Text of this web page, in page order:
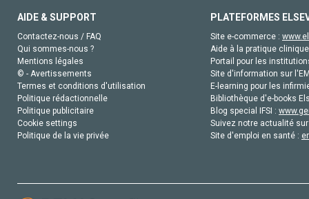
AIDE & SUPPORT
Contactez-nous / FAQ
Qui sommes-nous ?
Mentions légales
© - Avertissements
Termes et conditions d'utilisation
Politique rédactionnelle
Politique publicitaire
Cookie settings
Politique de la vie privée
PLATEFORMES
Site e-commerce :
Aide à la pratique
Portail pour les
Site d'information sur
E-learning pour les
Bibliothèque d'e-books
Blog special IFSI :
Suivez notre actualité
Site d'emploi en santé :